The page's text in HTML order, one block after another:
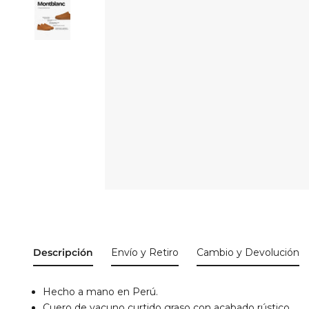
Descripción
Hecho a mano en Perú.
Envío y Retiro Cambio y Devolución